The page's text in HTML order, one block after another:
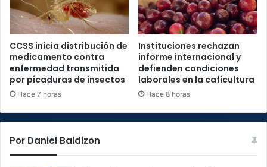
CCSS inicia distribución de
medicamento contra
enfermedad transmitida
por picaduras de insectos
Hace 7 horas
Instituciones rechazan
informe internacional y
defienden condiciones
laborales en la caficultura
Hace 8 horas
Por Daniel Baldizon